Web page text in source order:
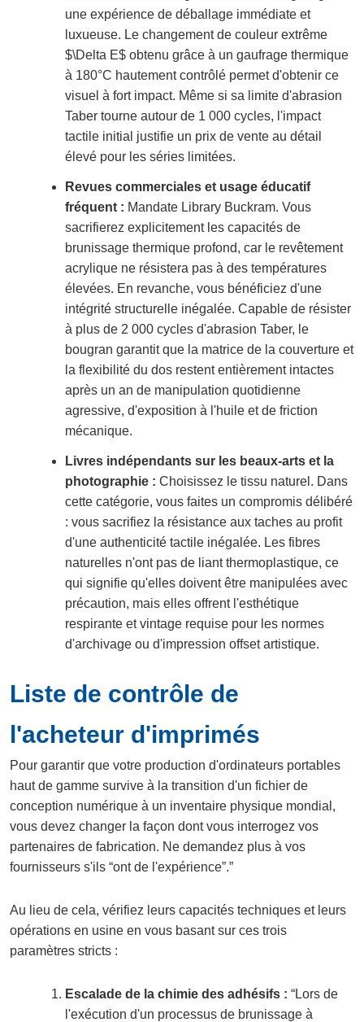
une expérience de déballage immédiate et
luxueuse. Le changement de couleur extrême
$\Delta E$ obtenu grâce à un gaufrage thermique
à 180°C hautement contrôlé permet d'obtenir ce
visuel à fort impact. Même si sa limite d'abrasion
Taber tourne autour de 1 000 cycles, l'impact
tactile initial justifie un prix de vente au détail
élevé pour les séries limitées.
Revues commerciales et usage éducatif
fréquent : Mandate Library Buckram. Vous
sacrifierez explicitement les capacités de
brunissage thermique profond, car le revêtement
acrylique ne résistera pas à des températures
élevées. En revanche, vous bénéficiez d'une
intégrité structurelle inégalée. Capable de résister
à plus de 2 000 cycles d'abrasion Taber, le
bougran garantit que la matrice de la couverture et
la flexibilité du dos restent entièrement intactes
après un an de manipulation quotidienne
agressive, d'exposition à l'huile et de friction
mécanique.
Livres indépendants sur les beaux-arts et la
photographie : Choisissez le tissu naturel. Dans
cette catégorie, vous faites un compromis délibéré
: vous sacrifiez la résistance aux taches au profit
d'une authenticité tactile inégalée. Les fibres
naturelles n'ont pas de liant thermoplastique, ce
qui signifie qu'elles doivent être manipulées avec
précaution, mais elles offrent l'esthétique
respirante et vintage requise pour les normes
d'archivage ou d'impression offset artistique.
Liste de contrôle de
l'acheteur d'imprimés
Pour garantir que votre production d'ordinateurs portables
haut de gamme survive à la transition d'un fichier de
conception numérique à un inventaire physique mondial,
vous devez changer la façon dont vous interrogez vos
partenaires de fabrication. Ne demandez plus à vos
fournisseurs s'ils “ont de l'expérience”.”
Au lieu de cela, vérifiez leurs capacités techniques et leurs
opérations en usine en vous basant sur ces trois
paramètres stricts :
Escalade de la chimie des adhésifs : “Lors de
l'exécution d'un processus de brunissage à